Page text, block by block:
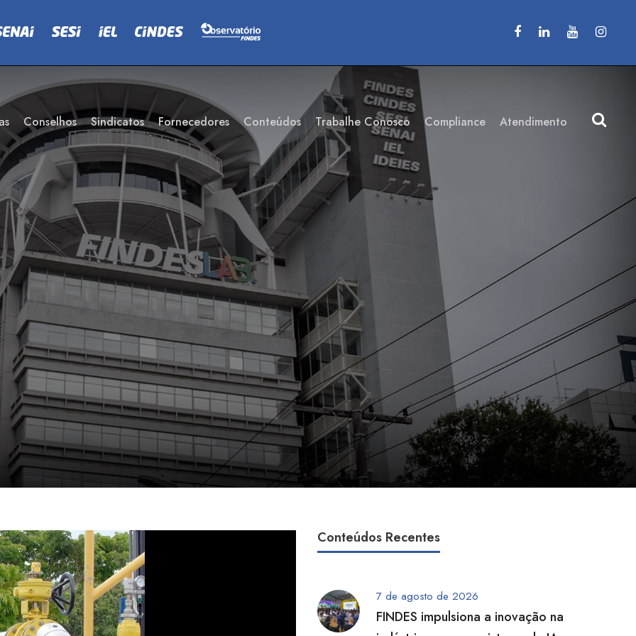
Conselhos Sindicatos Fornecedores Conteúdos Trabalhe Conosco Compliance Atendimento
Conteúdos Recentes
7 de agosto de 2026
FINDES impulsiona a inovação na